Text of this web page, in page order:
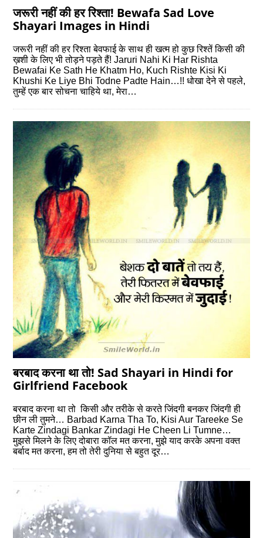
जरूरी नहीं की हर रिश्ता! Bewafa Sad Love
Shayari Images in Hindi
जरूरी नहीं की हर रिश्ता बेवफाई के साथ ही खत्म हो कुछ रिश्तें किसी की
ख़शी के लिए भी तोड़ने पड़ते हैं! Jaruri Nahi Ki Har Rishta
Bewafai Ke Sath He Khatm Ho, Kuch Rishte Kisi Ki
Khushi Ke Liye Bhi Todne Padte Hain…!! धोखा देने से पहले,
तुम्हें एक बार सोचना चाहिये था, मेरा…
बरबाद करना था तो! Sad Shayari in Hindi for
Girlfriend Facebook
बरबाद करना था तो किसी और तरीके से करते जिंदगी बनकर जिंदगी ही
छीन ली तुमने… Barbad Karna Tha To, Kisi Aur Tareeke Se
Karte Zindagi Bankar Zindagi He Cheen Li Tumne…
मुझसे मिलने के लिए दोबारा कॉल मत करना, मुझे याद करके अपना वक्त
बर्बाद मत करना, हम तो तेरी दुनिया से बहुत दूर…